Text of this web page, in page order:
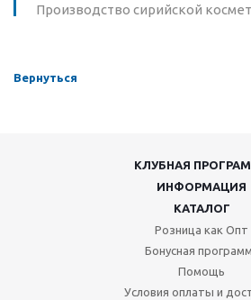
Производство сирийской
Вернуться
КЛУБНАЯ
ИНФОРМАЦИЯ
КАТАЛОГ
Розница как Опт
Бонусная
Помощь
Условия оплаты и